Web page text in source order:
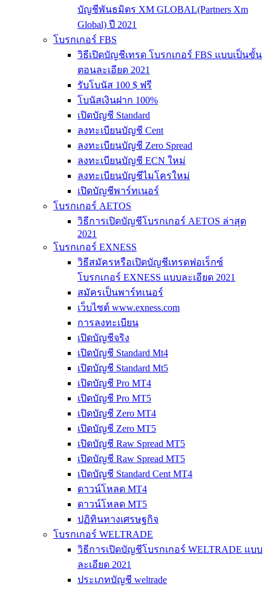
บัญชีพันธมิตร XM GLOBAL(Partners Xm
Global) ปี 2021
โบรกเกอร์ FBS
วิธีเปิดบัญชีเทรด โบรกเกอร์ FBS แบบเป็นขั้น
ตอนละเอียด 2021
รับโบนัส 100 $ ฟรี
โบนัสเงินฝาก 100%
เปิดบัญชี Standard
ลงทะเบียนบัญชี Cent
ลงทะเบียนบัญชี Zero Spread
ลงทะเบียนบัญชี ECN ใหม่
ลงทะเบียนบัญชีไมโครใหม่
เปิดบัญชีพาร์ทเนอร์
โบรกเกอร์ AETOS
วิธีการเปิดบัญชีโบรกเกอร์ AETOS ล่าสุด
2021
โบรกเกอร์ EXNESS
วิธีสมัครหรือเปิดบัญชีเทรดฟอเร็กซ์
โบรกเกอร์ EXNESS แบบละเอียด 2021
สมัครเป็นพาร์ทเนอร์
เว็บไซต์ www.exness.com
การลงทะเบียน
เปิดบัญชีจริง
เปิดบัญชี Standard Mt4
เปิดบัญชี Standard Mt5
เปิดบัญชี Pro MT4
เปิดบัญชี Pro MT5
เปิดบัญชี Zero MT4
เปิดบัญชี Zero MT5
เปิดบัญชี Raw Spread MT5
เปิดบัญชี Raw Spread MT5
เปิดบัญชี Standard Cent MT4
ดาวน์โหลด MT4
ดาวน์โหลด MT5
ปฏิทินทางเศรษฐกิจ
โบรกเกอร์ WELTRADE
วิธีการเปิดบัญชีโบรกเกอร์ WELTRADE แบบ
ละเอียด 2021
ประเภทบัญชี weltrade